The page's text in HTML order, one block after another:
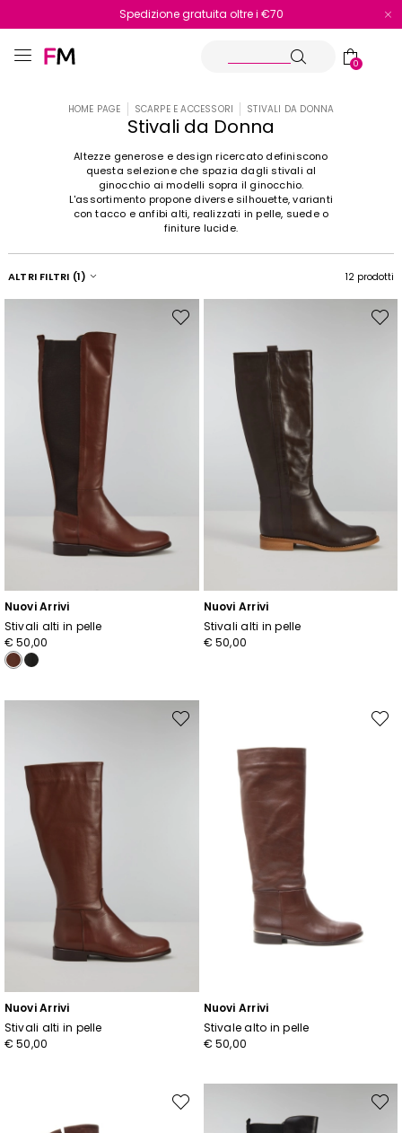
Reso facile e veloce
Spedizione gratuita oltre i €70
0
HOME PAGE SCARPE E ACCESSORI STIVALI DA DONNA
Stivali da Donna
Altezze generose e design ricercato definiscono
questa selezione che spazia dagli stivali al
ginocchio ai modelli sopra il ginocchio.
L'assortimento propone diverse silhouette, varianti
con tacco e anfibi alti, realizzati in pelle, suede o
finiture lucide.
ALTRI FILTRI (1) 12 prodotti
Nuovi Arrivi
Stivali alti in pelle
€ 50,00
Sposta
Nuovi Arrivi
Stivali alti in pelle
€ 50,00
Nuovi Arrivi
Stivali alti in pelle
€ 50,00
Sposta
Nuovi Arrivi
Stivale alto in pelle
€ 50,00
Sposta